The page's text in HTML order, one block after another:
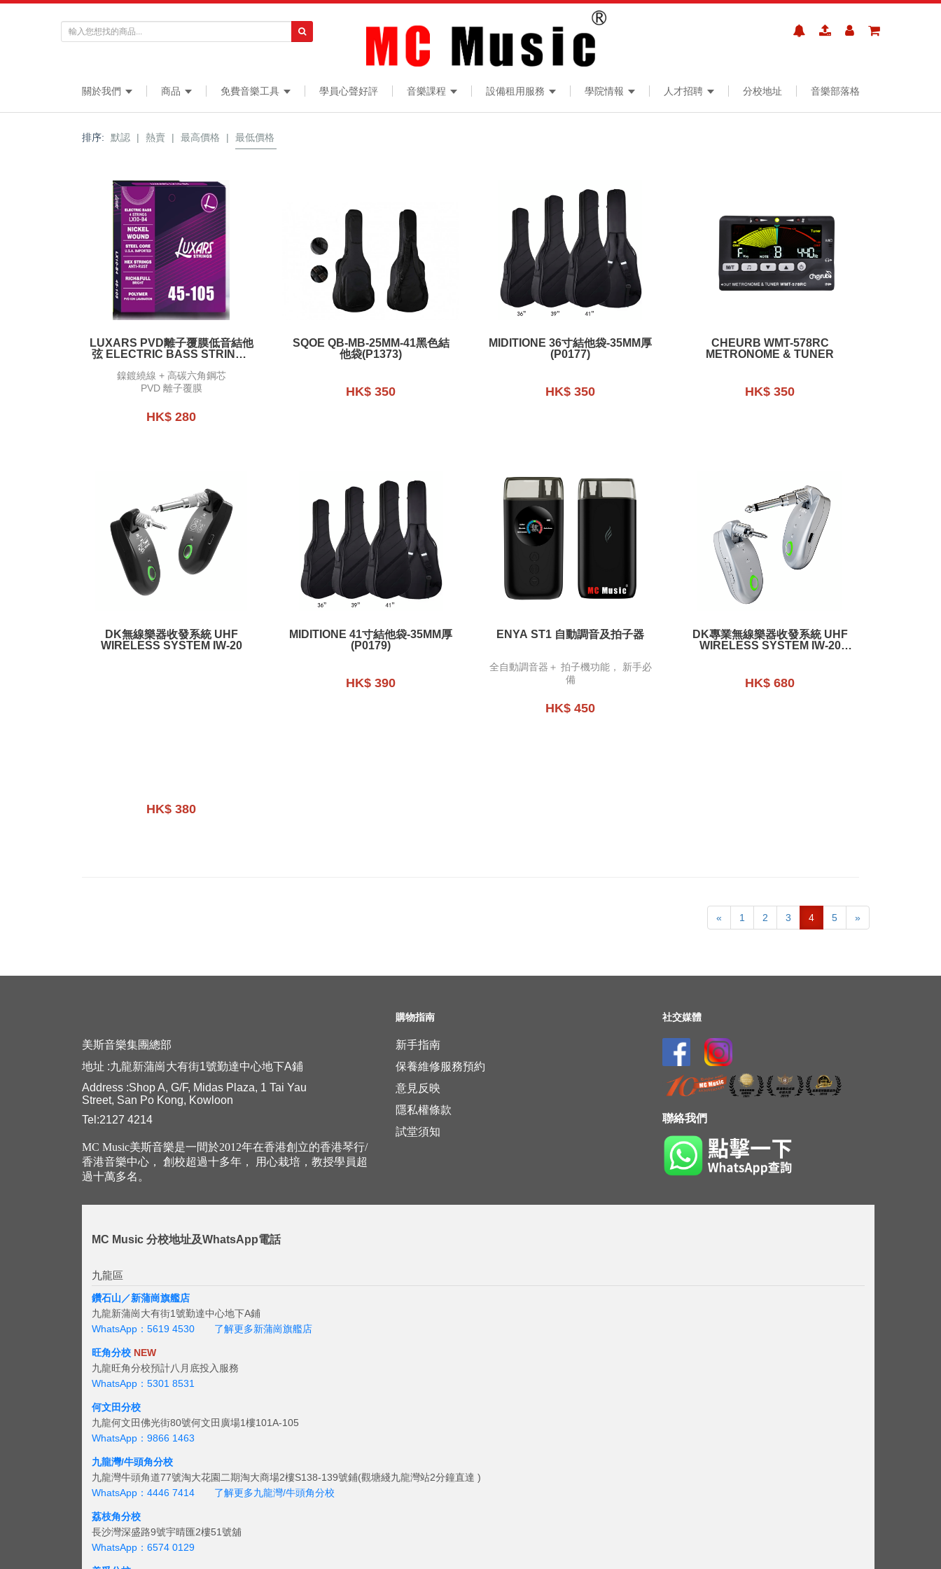
關於我們 商品 免費音樂工具 學員心聲好評 音樂課程 設備租用服務 學院情報 人才招聘 分校地址 音樂部落格
排序: 默認 | 熱賣 | 最高價格 | 最低價格
LUXARS PVD離⼦覆膜低音結他
弦 ELECTRIC BASS STRINGS
鎳鍍繞線 + 高碳六角鋼芯
PVD 離子覆膜
HK$ 280
SQOE QB-MB-25MM-41黑色結
他袋(P1373)
HK$ 350
MIDITIONE 36寸結他袋-35MM厚
(P0177)
HK$ 350
CHEURB WMT-578RC
METRONOME & TUNER
HK$ 350
DK無線樂器收發系統 UHF
WIRELESS SYSTEM IW-20
HK$ 380
MIDITIONE 41寸結他袋-35MM厚
(P0179)
HK$ 390
ENYA ST1 自動調音及拍子器
全自動調音器＋ 拍子機功能， 新手必
備
HK$ 450
DK專業無線樂器收發系統 UHF
WIRELESS SYSTEM IW-20
HK$ 680
« 1 2 3 4 5 »
購物指南 社交媒體
美斯音樂集團總部
地址 :九龍新蒲崗大有街1號勤達中心地下A鋪
Address :Shop A, G/F, Midas Plaza, 1 Tai Yau
Street, San Po Kong, Kowloon
Tel:2127 4214
新手指南
保養維修服務預約
意見反映
隱私權條款
試堂須知
聯絡我們
MC Music美斯音樂是一間於2012年在香港創立的香港琴行/
香港音樂中心， 創校超過十多年， 用心栽培，教授學員超
過十萬多名。
MC Music 分校地址及WhatsApp電話
九龍區
鑽石山／新蒲崗旗艦店
九龍新蒲崗大有街1號勤達中心地下A鋪
WhatsApp：5619 4530
了解更多新蒲崗旗艦店
旺角分校 NEW
九龍旺角分校預計八月底投入服務
WhatsApp：5301 8531
何文田分校
九龍何文田佛光街80號何文田廣場1樓101A-105
WhatsApp：9866 1463
九龍灣/牛頭角分校
九龍灣牛頭角道77號淘大花園二期淘大商場2樓S138-139號鋪(觀塘綫九龍灣站2分鐘直達 )
WhatsApp：4446 7414
了解更多九龍灣/牛頭角分校
荔枝角分校
長沙灣深盛路9號宇晴匯2樓51號舖
WhatsApp：6574 0129